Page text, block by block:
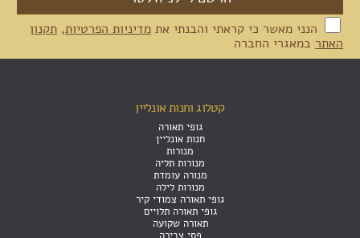
הנני מאשר כי קראתי והבנתי את מדיניות הפרטיות, תקנון
האתר במאגרי החברה
קטלוג וחנות אונליין
גופי תאורה
חנות אונליין
מנורות
מנורות תליה
מנורה עומדת
מנורות לילה
גופי תאורה צמודי קיר
גופי תאורה תלויים
תאורה שקועה